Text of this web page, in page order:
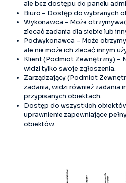
ale bez dostępu do panelu
Biuro – Dostęp do wybranych
Wykonawca – Może
zlecać zadania dla siebie lub
Podwykonawca – Może
ale nie może ich zlecać innym
Klient (Podmiot Zewnętrzny) –
widzi tylko swoje zgłoszenia.
Zarządzający (Podmiot
zadania, widzi również zadania
przypisanych obiektach.
Dostęp do wszystkich
uprawnienie zapewniające
obiektów.